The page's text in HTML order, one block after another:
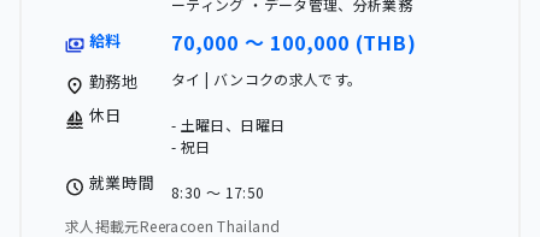
ーティング ・データ管理、分析業務
給料 70,000 〜 100,000 (THB)
勤務地 タイ | バンコクの求人です。
休日
- 土曜日、日曜日
- 祝日
就業時間
8:30 〜 17:50
求人掲載元Reeracoen Thailand